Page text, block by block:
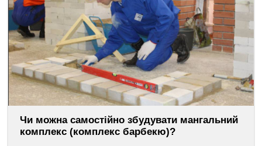
Чи можна самостійно збудувати мангальний
комплекс (комплекс барбекю)?